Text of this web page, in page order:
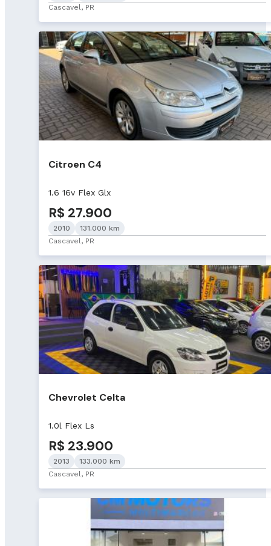
Cascavel, PR
Citroen C4
1.6 16v Flex Glx
R$ 27.900
2010
131.000 km
Cascavel, PR
Chevrolet Celta
1.0l Flex Ls
R$ 23.900
2013
133.000 km
Cascavel, PR